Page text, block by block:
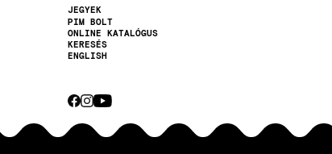
Másodlagos
navigáció
JEGYEK
PIM BOLT
ONLINE KATALÓGUS
KERESÉS
ENGLISH
Közösségi
média